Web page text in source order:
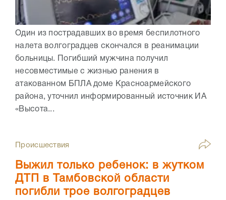
Один из пострадавших во время беспилотного
налета волгоградцев скончался в реанимации
больницы. Погибший мужчина получил
несовместимые с жизнью ранения в
атакованном БПЛА доме Красноармейского
района, уточнил информированный источник ИА
«Высота...
Происшествия
Выжил только ребенок: в жутком
ДТП в Тамбовской области
погибли трое волгоградцев